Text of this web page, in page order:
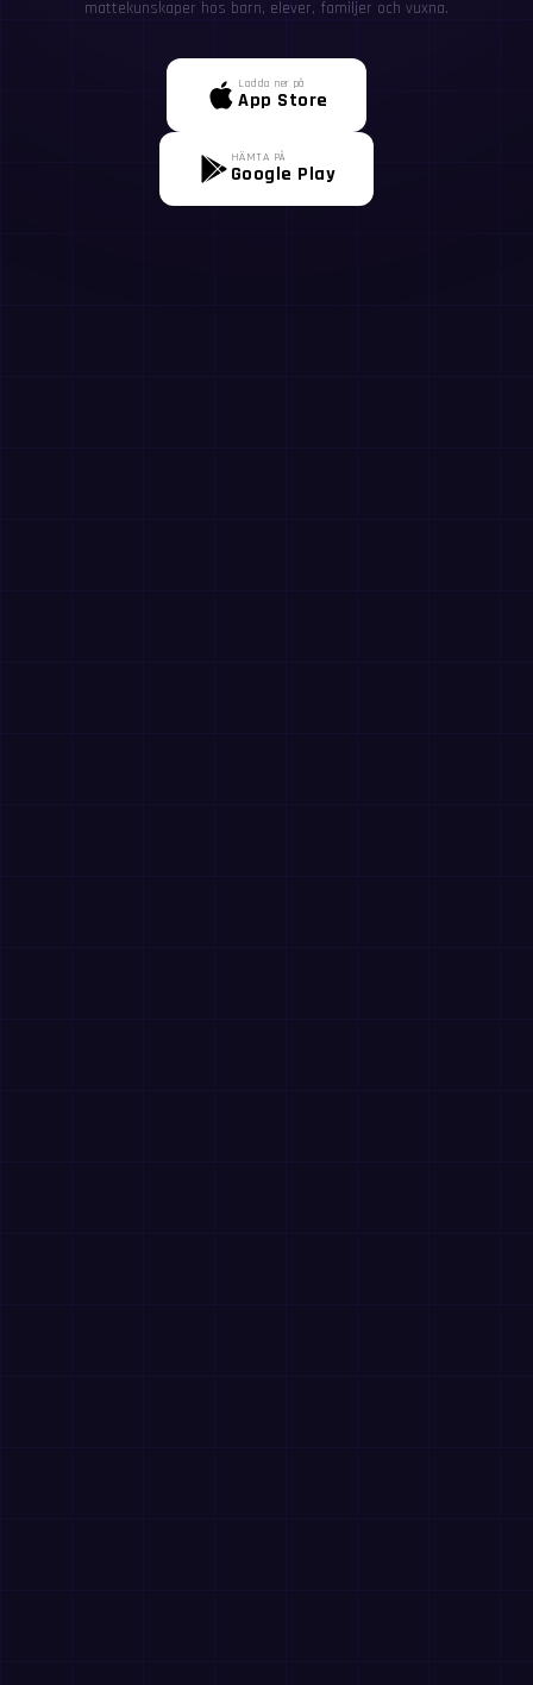
mattekunskaper hos barn, elever, familjer och vuxna.
Ladda ner på
App Store
HÄMTA PÅ
Google Play